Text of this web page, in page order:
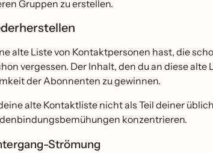
Gruppen zu erstellen.
alte Liste von Kontaktpersonen hast, die
vergessen. Der Inhalt, den du an diese
der Abonnenten zu gewinnen.
alte Kontaktliste nicht als Teil deiner
konzentrieren.
Strömung